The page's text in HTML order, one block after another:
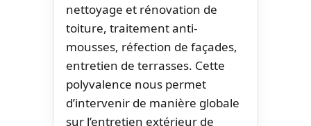
nettoyage et rénovation de
toiture, traitement anti-
mousses, réfection de façades,
entretien de terrasses. Cette
polyvalence nous permet
d’intervenir de manière globale
sur l’entretien extérieur de